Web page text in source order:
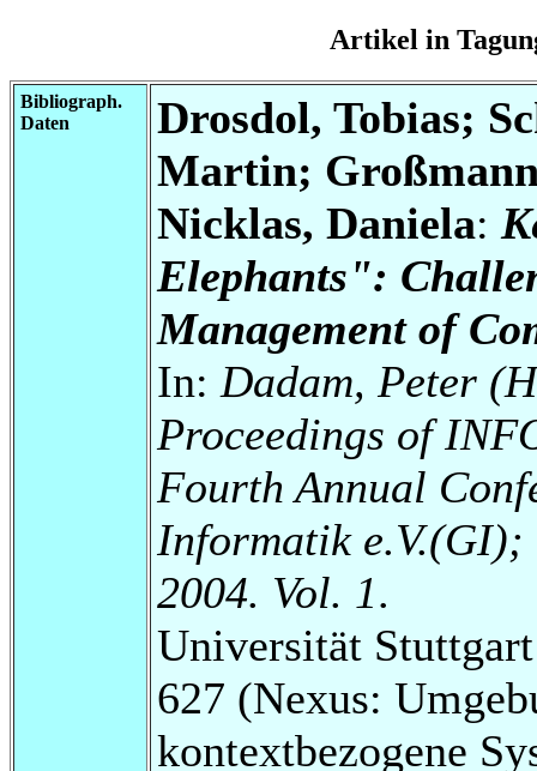
Artikel in
Bibliograph.
Daten
Drosdol, Tobias;
Martin;
Nicklas, Daniela:
Elephants":
Management of
In: Dadam, Peter
Proceedings of
Fourth Annual
Informatik e.V.(GI);
2004. Vol. 1.
Universität
627 (Nexus:
kontextbezogene